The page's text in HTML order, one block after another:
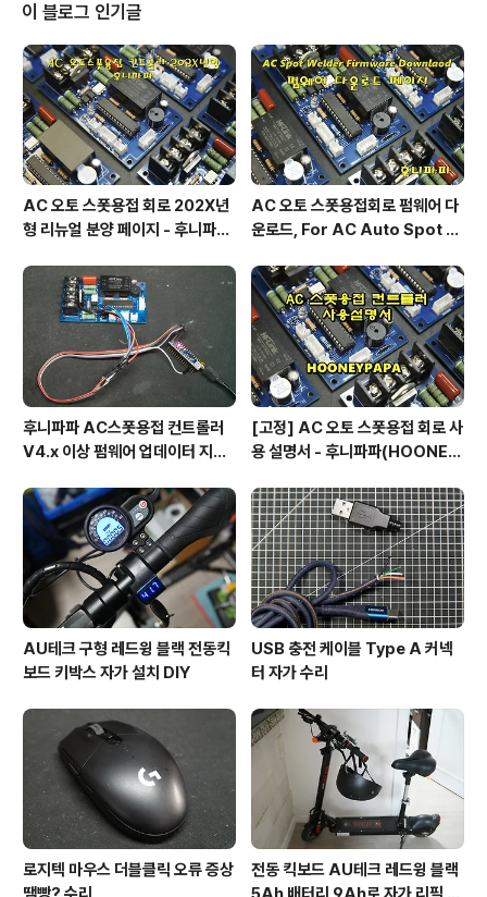
이 블로그 인기글
AC 오토 스폿용접 회로 202X년
형 리뉴얼 분양 페이지 - 후니파파
AC 오토 스폿용접회로 펌웨어 다
운로드, For AC Auto Spot W
ad by 후니파파
후니파파 AC스폿용접 컨트롤러
V4.x 이상 펌웨어 업데이터 지그
[고정] AC 오토 스폿용접 회로 사
용 설명서 - 후니파파(HOONEY
AU테크 구형 레드윙 블랙 전동킥
보드 키박스 자가 설치 DIY
USB 충전 케이블 Type A 커넥
터 자가 수리
로지텍 마우스 더블클릭 오류 증상
전동 킥보드 AU테크 레드윙 블랙